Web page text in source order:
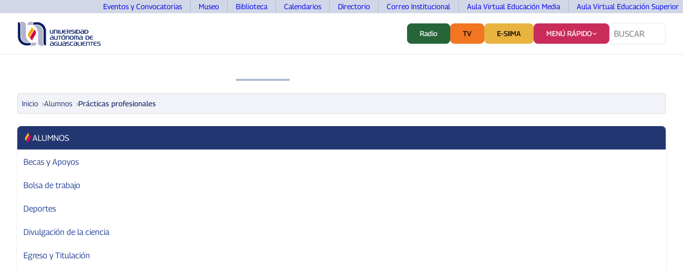
Eventos y Convocatorias Museo Biblioteca Calendarios Directorio Correo Institucional Aula Virtual Educación Media Aula Virtual Educación Superior
Radio TV E-SIIMA MENÚ RÁPIDO
Inicio Alumnos Prácticas profesionales
ALUMNOS
Becas y Apoyos
Bolsa de trabajo
Deportes
Divulgación de la ciencia
Egreso y Titulación